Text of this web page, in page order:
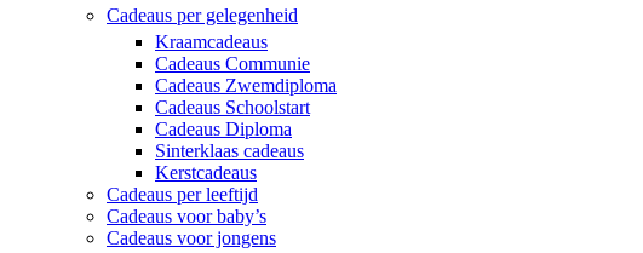
Cadeaus per gelegenheid
Kraamcadeaus
Cadeaus Communie
Cadeaus Zwemdiploma
Cadeaus Schoolstart
Cadeaus Diploma
Sinterklaas cadeaus
Kerstcadeaus
Cadeaus per leeftijd
Cadeaus voor baby’s
Cadeaus voor jongens